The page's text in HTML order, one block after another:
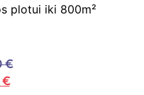
plotui iki 800m²
€
€